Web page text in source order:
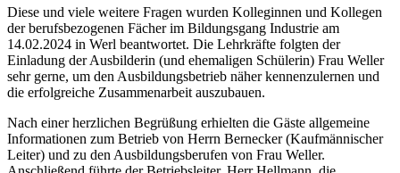
Diese und viele weitere Fragen wurden Kolleginnen und Kollegen
der berufsbezogenen Fächer im Bildungsgang Industrie am
14.02.2024 in Werl beantwortet. Die Lehrkräfte folgten der
Einladung der Ausbilderin (und ehemaligen Schülerin) Frau Weller
sehr gerne, um den Ausbildungsbetrieb näher kennenzulernen und
die erfolgreiche Zusammenarbeit auszubauen.
Nach einer herzlichen Begrüßung erhielten die Gäste allgemeine
Informationen zum Betrieb von Herrn Bernecker (Kaufmännischer
Leiter) und zu den Ausbildungsberufen von Frau Weller.